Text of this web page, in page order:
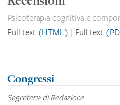
Psicoterapia cognitiva e
Full text (HTML) Full text
Congressi
Segreteria di Redazione